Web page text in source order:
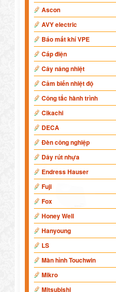
Ascon
AVY electric
Báo mất khí VPE
Cáp điện
Cây nâng nhiệt
Cảm biến nhiệt độ
Công tắc hành trình
Cikachi
DECA
Đèn công nghiệp
Dây rút nhựa
Endress Hauser
Fuji
Fox
Honey Well
Hanyoung
LS
Màn hình Touchwin
Mikro
Mitsubishi